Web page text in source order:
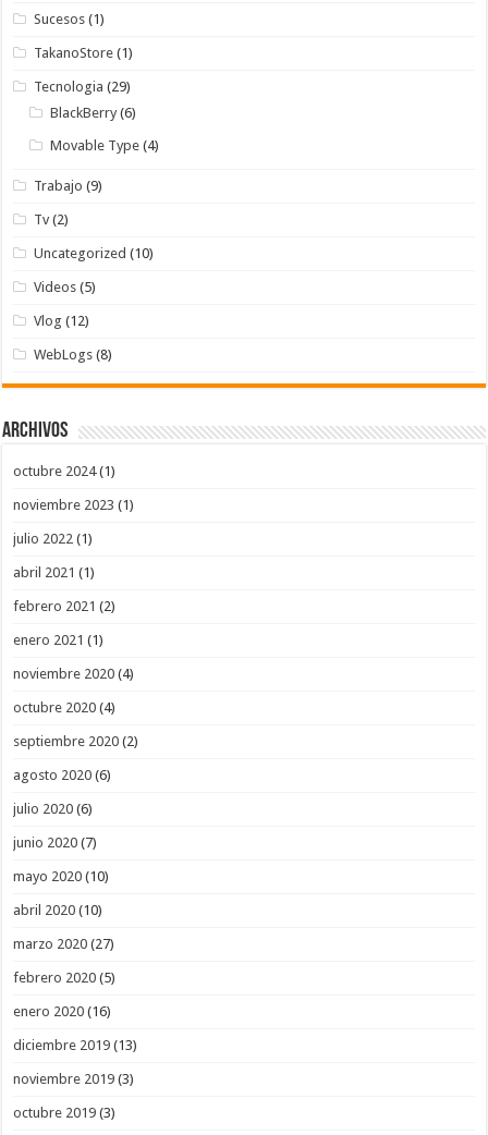
Sucesos (1)
TakanoStore (1)
Tecnologia (29)
BlackBerry (6)
Movable Type (4)
Trabajo (9)
Tv (2)
Uncategorized (10)
Videos (5)
Vlog (12)
WebLogs (8)
Archivos
octubre 2024(1)
noviembre 2023 (1)
julio 2022 (1)
abril 2021 (1)
febrero 2021 (2)
enero 2021 (1)
noviembre 2020 (4)
octubre 2020 (4)
septiembre 2020 (2)
agosto 2020 (6)
julio 2020 (6)
junio 2020 (7)
mayo 2020 (10)
abril 2020 (10)
marzo 2020 (27)
febrero 2020 (5)
enero 2020 (16)
diciembre 2019 (13)
noviembre 2019 (3)
octubre 2019 (3)